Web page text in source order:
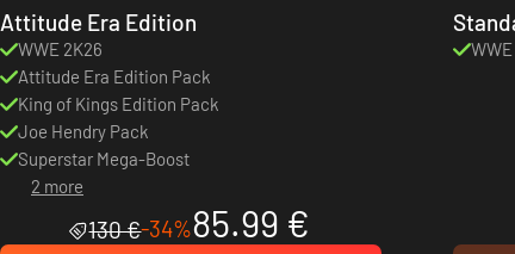
Attitude Era Edition
WWE 2K26
Attitude Era Edition Pack
King of Kings Edition Pack
Joe Hendry Pack
Superstar Mega-Boost
2 more
130 €-34%85.99 €